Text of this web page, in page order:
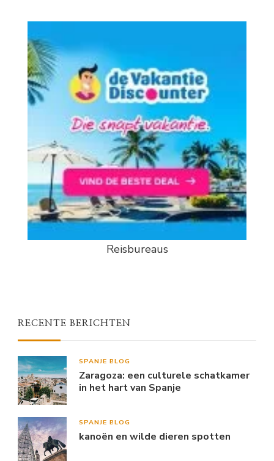
Reisbureaus
RECENTE BERICHTEN
SPANJE BLOG
Zaragoza: een culturele schatkamer
in het hart van Spanje
SPANJE BLOG
kanoën en wilde dieren spotten